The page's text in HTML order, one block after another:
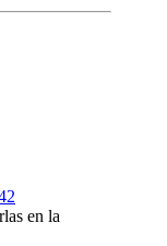
en la